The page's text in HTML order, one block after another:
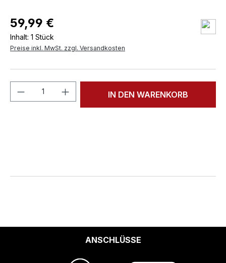
59,99 €
Inhalt: 1 Stück
Preise inkl. MwSt. zzgl. Versandkosten
Produkt Anzahl: Gib denIN DEN WARENKORB
ANSCHLÜSSE